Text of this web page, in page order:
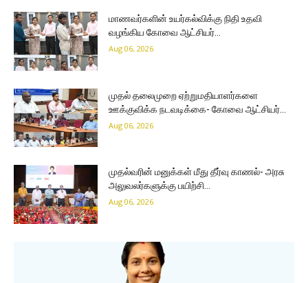
மாணவர்களின் உயர்கல்விக்கு நிதி உதவி
வழங்கிய கோவை ஆட்சியர்…
Aug 06, 2026
முதல் தலைமுறை ஏற்றுமதியாளர்களை
ஊக்குவிக்க நடவடிக்கை- கோவை ஆட்சியர்…
Aug 06, 2026
முதல்வரின் மனுக்கள் மீது தீர்வு காணல்- அரசு
அலுவலர்களுக்கு பயிற்சி…
Aug 06, 2026